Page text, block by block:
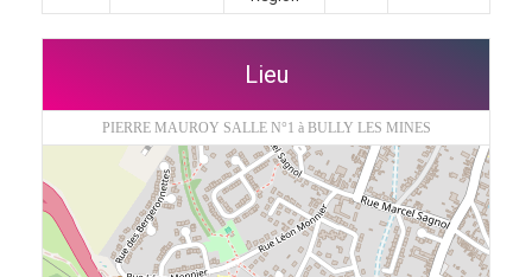
Lieu
PIERRE MAUROY SALLE N°1 à BULLY LES MINES